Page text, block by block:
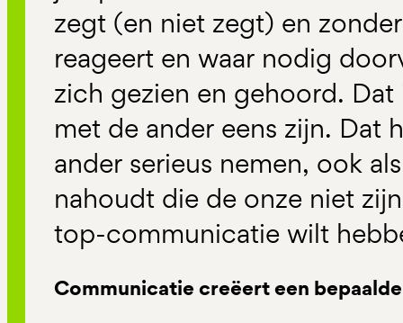
zegt (en niet zegt) en
reageert en waar nodig
zich gezien en gehoord. Dat
met de ander eens zijn. Dat
ander serieus nemen, ook
nahoudt die de onze niet
top-communicatie wilt
Communicatie creëert een